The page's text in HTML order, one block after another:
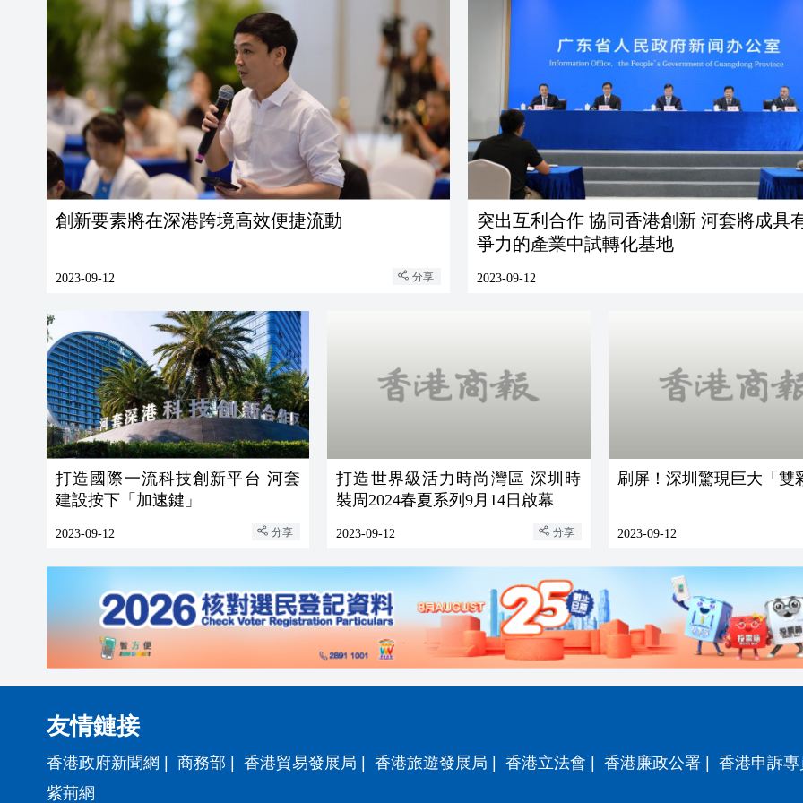
創新要素將在深港跨境高效便捷流動
2023-09-12 分享
突出互利合作 協同香港創新 河套將成具有國際競
爭力的產業中試轉化基地
2023-09-12
打造國際一流科技創新平台 河套
建設按下「加速鍵」
2023-09-12 分享
打造世界級活力時尚灣區 深圳時
裝周2024春夏系列9月14日啟幕
2023-09-12 分享
刷屏！深圳驚現巨大「雙
2023-09-12
友情鏈接
香港政府新聞網 | 商務部 | 香港貿易發展局 | 香港旅遊發展局 | 香港立法會 | 香港廉政公署 | 香港申訴
紫荊網